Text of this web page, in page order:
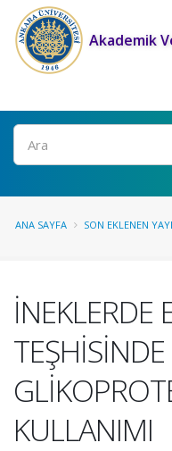
Akademik
Ara
ANA SAYFA SON EKLENEN
İNEKLERDE
KULLANIMI